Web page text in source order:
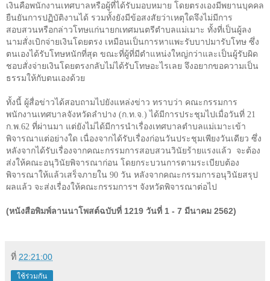
เงินคือพนักงานเทศบาลหรือผู้ที่ได้รับมอบหมาย โดยตรงเองมีพยานบุคคล
ยืนยันการปฏิบัติงานได้ รวมทั้งยังมีข้อสงสัยว่าเหตุใดจึงไม่มีการ
สอบสวนหรือกล่าวโทษแก่นายกเทศมนตรีตำบลแม่เมาะ ทั้งที่เป็นผู้ลง
นามสั่งเบิกจ่ายเงินโดยตรง เหมือนเป็นการหาแพะรับบาปมารับโทษ ซึ่ง
ตนเองได้รับโทษหนักที่สุด ขณะที่ผู้ที่มีตำแหน่งใหญ่กว่าและเป็นผู้รับผิด
ชอบสั่งจ่ายเงินโดยตรงกลับไม่ได้รับโทษอะไรเลย จึงอยากขอความเป็น
ธรรมให้กับตนเองด้วย
ทั้งนี้ ผู้สื่อข่าวได้สอบถามไปยังแหล่งข่าว ทราบว่า คณะกรรมการ
พนักงานเทศบาลจังหวัดลำปาง (ก.ท.จ.) ได้มีการประชุมไปเมื่อวันที่ 21
ก.พ. 62 ที่ผ่านมา แต่ยังไม่ได้มีการนำเรื่องเทศบาลตำบลแม่เมาะเข้า
พิจารณาแต่อย่างใด เนื่องจากได้รับเรื่องก่อนวันประชุมเพียงวันเดียว ซึ่ง
หลังจากได้รับเรื่องจากคณะกรรมการสอบสวนวินัยร้ายแรงแล้ว
จะต้อง
ส่งให้คณะอนุวินัยพิจารณาก่อน โดยกระบวนการตามระเบียบต้อง
พิจารณาให้แล้วเสร็จภายใน 90 วัน หลังจากคณะกรรมการอนุวินัยสรุป
ผลแล้ว จะส่งเรื่องให้คณะกรรมการฯ จังหวัดพิจารณาต่อไป
(หนังสือพิมพ์ลานนาโพสต์ฉบับที่ 1219 วันที่ 1 - 7 มีนาคม 2562)
ที่ 22:21:00
ใช้ร่วมกัน